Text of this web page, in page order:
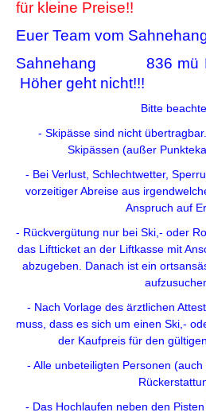
für kleine Preise!!
Euer Team vom
Sahnehang 836
Höher geht nicht!!!
Bitte
- Skipässe sind nicht
Skipässen (außer
- Bei Verlust, Schlechtwetter,
vorzeitiger Abreise aus
Anspruch auf
- Rückvergütung nur bei Ski,- oder
das Liftticket an der Liftkasse mit
abzugeben. Danach ist ein
- Nach Vorlage des ärztlichen
muss, dass es sich um einen Ski,-
der Kaufpreis für den
- Alle unbeteiligten Personen
- Das Hochlaufen neben den